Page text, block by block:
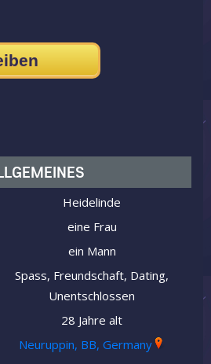
Heidelinde
eine Frau
ein Mann
Spass, Freundschaft, Dating,
Unentschlossen
28 Jahre alt
Neuruppin, BB, Germany